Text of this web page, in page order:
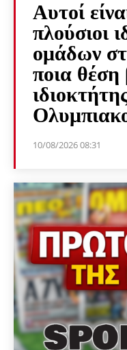
Αυτοί
πλούσιοι
ομάδων
ποια θέση
10/08/2026 08:31